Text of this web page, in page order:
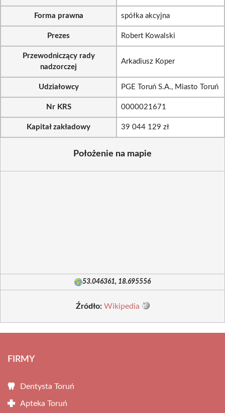
Forma prawna spółka akcyjna
Prezes Robert Kowalski
Przewodniczący rady
nadzorczej
Arkadiusz Koper
Udziałowcy PGE Toruń S.A., Miasto Toruń
Nr KRS 0000021671
Kapitał zakładowy 39 044 129 zł
Położenie na mapie
53.046361, 18.695556
Źródło: Wikipedia
FIRMY
Dentysta Toruń
Apteka Toruń